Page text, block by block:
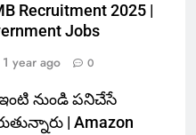
Recruitment 2025 |
Jobs
1 year ago 0
నుండి పనిచేసే
| Amazon